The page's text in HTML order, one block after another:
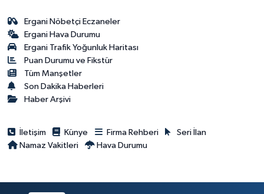
Ergani Nöbetçi Eczaneler
Ergani Hava Durumu
Ergani Trafik Yoğunluk Haritası
Puan Durumu ve Fikstür
Tüm Manşetler
Son Dakika Haberleri
Haber Arşivi
İletişim Künye Firma Rehberi
Seri İlan
Namaz Vakitleri
Hava Durumu